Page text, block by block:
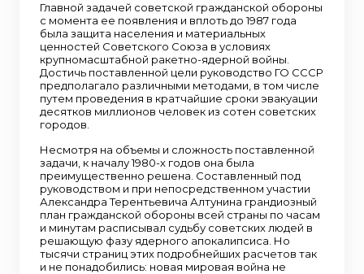
Главной задачей советской гражданской обороны
с момента ее появления и вплоть до 1987 года
была защита населения и материальных
ценностей Советского Союза в условиях
крупномасштабной ракетно-ядерной войны.
Достичь поставленной цели руководство ГО СССР
предполагало различными методами, в том числе
путем проведения в кратчайшие сроки эвакуации
десятков миллионов человек из сотен советских
городов.
Несмотря на объемы и сложность поставленной
задачи, к началу 1980-х годов она была
преимущественно решена. Составленный под
руководством и при непосредственном участии
Александра Терентьевича Алтунина грандиозный
план гражданской обороны всей страны по часам
и минутам расписывал судьбу советских людей в
решающую фазу ядерного апокалипсиса. Но
тысячи страниц этих подробнейших расчетов так
и не понадобились: новая мировая война не